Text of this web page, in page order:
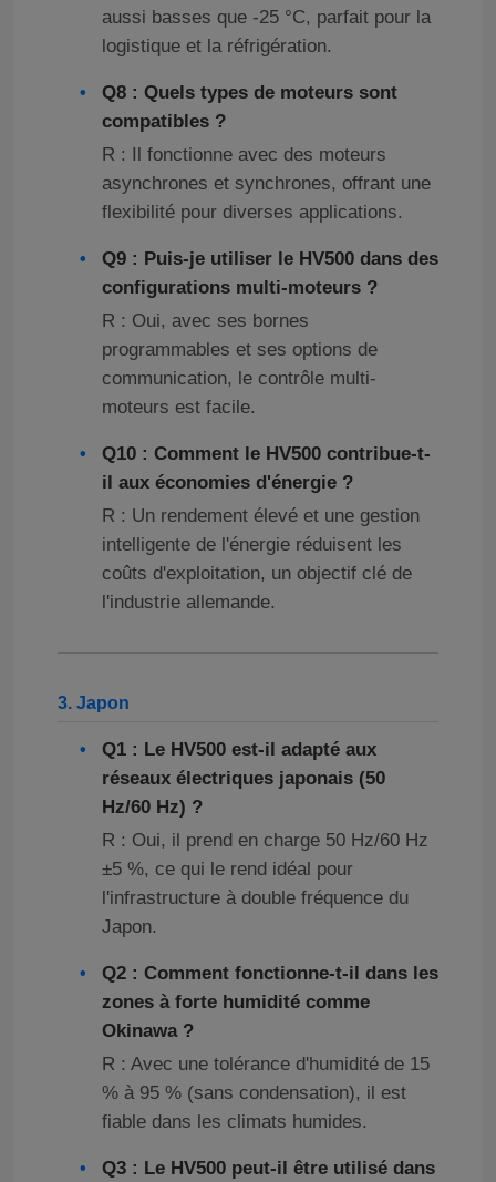
aussi basses que -25 °C, parfait pour la
logistique et la réfrigération.
Q8 : Quels types de moteurs sont
compatibles ?
R : Il fonctionne avec des moteurs
asynchrones et synchrones, offrant une
flexibilité pour diverses applications.
Q9 : Puis-je utiliser le HV500 dans des
configurations multi-moteurs ?
R : Oui, avec ses bornes
programmables et ses options de
communication, le contrôle multi-
moteurs est facile.
Q10 : Comment le HV500 contribue-t-
il aux économies d'énergie ?
R : Un rendement élevé et une gestion
intelligente de l'énergie réduisent les
coûts d'exploitation, un objectif clé de
l'industrie allemande.
3. Japon
Q1 : Le HV500 est-il adapté aux
réseaux électriques japonais (50
Hz/60 Hz) ?
R : Oui, il prend en charge 50 Hz/60 Hz
±5 %, ce qui le rend idéal pour
l'infrastructure à double fréquence du
Japon.
Q2 : Comment fonctionne-t-il dans les
zones à forte humidité comme
Okinawa ?
R : Avec une tolérance d'humidité de 15
% à 95 % (sans condensation), il est
fiable dans les climats humides.
Q3 : Le HV500 peut-il être utilisé dans